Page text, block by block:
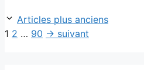
Navigation
des
Articles plus anciens
Page
1 Page
2 … Page
90 → suivant